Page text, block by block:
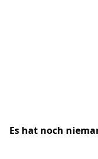
Es hat noch